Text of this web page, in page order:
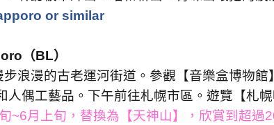
or similar
（BL）
浪漫的古老運河街道。參觀【音樂盒博物
人偶工藝品。下午前往札幌市區。遊覽【札
~6月上旬，替換為【天神山】，欣賞到超過